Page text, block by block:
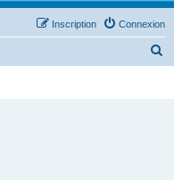
Connexion
Inscription